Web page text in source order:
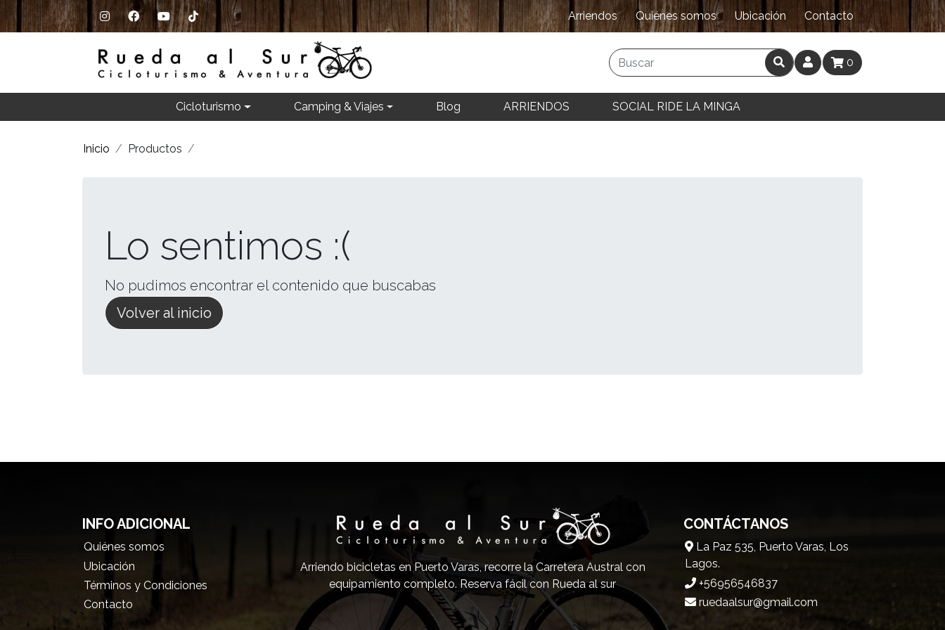
Arriendos Quiénes somos Ubicación Contacto
0
Cicloturismo Camping & Viajes Blog ARRIENDOS SOCIAL RIDE LA MINGA
Inicio Productos
Lo sentimos :(
No pudimos encontrar el contenido que buscabas
Volver al inicio
INFO ADICIONAL
Quiénes somos
Ubicación
Términos y Condiciones
Contacto
Arriendo bicicletas en Puerto Varas, recorre la Carretera Austral con
equipamiento completo. Reserva fácil con Rueda al sur
CONTÁCTANOS
La Paz 535, Puerto Varas, Los
Lagos.
+56956546837
ruedaalsur@gmail.com